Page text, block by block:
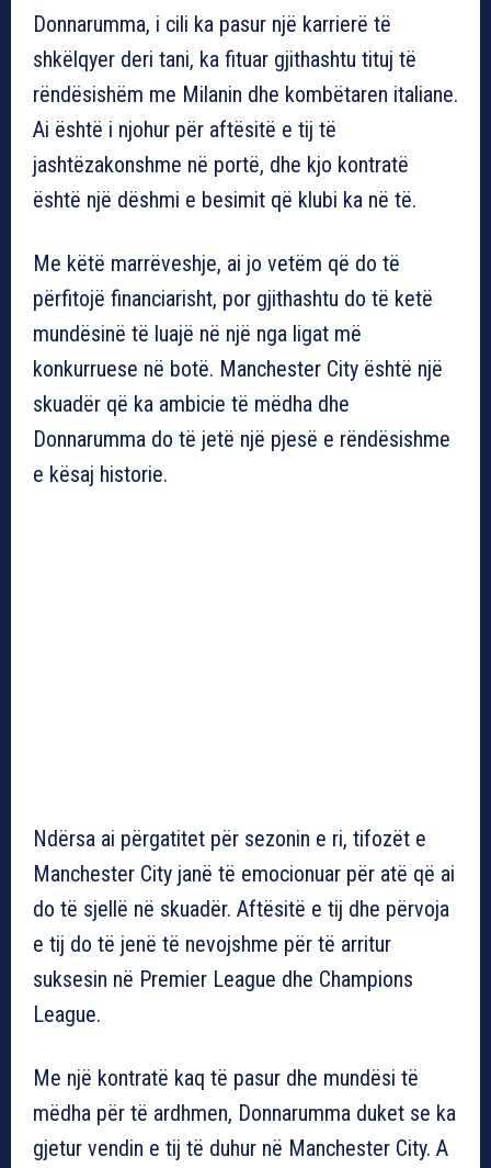
Donnarumma, i cili ka pasur një karrierë të
shkëlqyer deri tani, ka fituar gjithashtu tituj të
rëndësishëm me Milanin dhe kombëtaren italiane.
Ai është i njohur për aftësitë e tij të
jashtëzakonshme në portë, dhe kjo kontratë
është një dëshmi e besimit që klubi ka në të.
Me këtë marrëveshje, ai jo vetëm që do të
përfitojë financiarisht, por gjithashtu do të ketë
mundësinë të luajë në një nga ligat më
konkurruese në botë. Manchester City është një
skuadër që ka ambicie të mëdha dhe
Donnarumma do të jetë një pjesë e rëndësishme
e kësaj historie.
Ndërsa ai përgatitet për sezonin e ri, tifozët e
Manchester City janë të emocionuar për atë që ai
do të sjellë në skuadër. Aftësitë e tij dhe përvoja
e tij do të jenë të nevojshme për të arritur
suksesin në Premier League dhe Champions
League.
Me një kontratë kaq të pasur dhe mundësi të
mëdha për të ardhmen, Donnarumma duket se ka
gjetur vendin e tij të duhur në Manchester City. A